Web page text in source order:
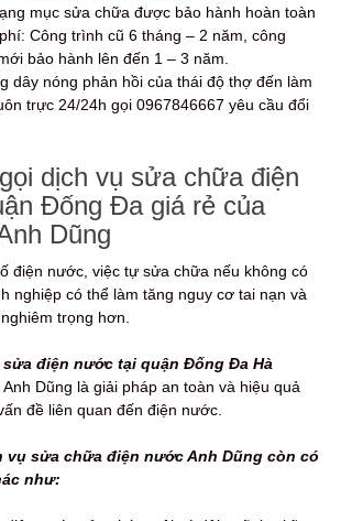
mục sửa chữa được bảo hành hoàn toàn
Công trình cũ 6 tháng – 2 năm, công
bảo hành lên đến 1 – 3 năm.
dây nóng phản hồi của thái độ thợ đến làm
trực 24/24h gọi 0967846667 yêu cầu đổi
dịch vụ sửa chữa điện
Đống Đa giá rẻ của
Dũng
điện nước, việc tự sửa chữa nếu không có
nghiệp có thể làm tăng nguy cơ tai nạn và
trọng hơn.
điện nước tại quận Đống Đa Hà
Dũng là giải pháp an toàn và hiệu quả
đề liên quan đến điện nước.
vụ sửa chữa điện nước Anh Dũng còn có
như: